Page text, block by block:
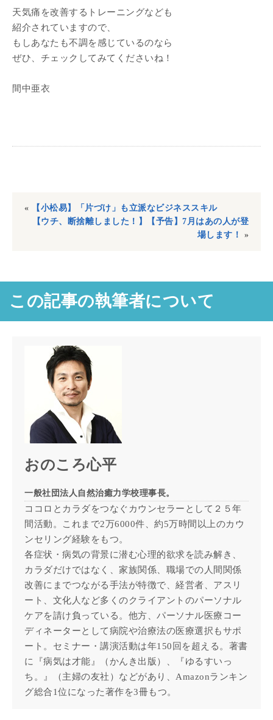
天気痛を改善するトレーニングなども
紹介されていますので、
もしあなたも不調を感じているのなら
ぜひ、チェックしてみてくださいね！
間中亜衣
«
【小松易】「片づけ」も立派なビジネススキル
【ウチ、断捨離しました！】【予告】7月はあの人が登
場します！
»
この記事の執筆者について
おのころ心平
一般社団法人自然治癒力学校理事長。
ココロとカラダをつなぐカウンセラーとして２５年
間活動。これまで2万6000件、約5万時間以上のカウ
ンセリング経験をもつ。
各症状・病気の背景に潜む心理的欲求を読み解き、
カラダだけではなく、家族関係、職場での人間関係
改善にまでつながる手法が特徴で、経営者、アスリ
ート、文化人など多くのクライアントのパーソナル
ケアを請け負っている。他方、パーソナル医療コー
ディネーターとして病院や治療法の医療選択もサポ
ート。セミナー・講演活動は年150回を超える。著書
に『病気は才能』（かんき出版）、『ゆるすいっ
ち。』（主婦の友社）などがあり、Amazonランキン
グ総合1位になった著作を3冊もつ。